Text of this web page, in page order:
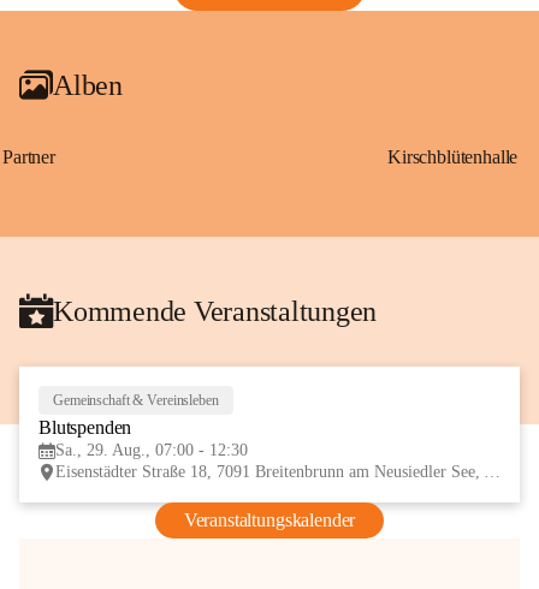
Alben
Partner Kirschblütenhalle
Kommende Veranstaltungen
Gemeinschaft & Vereinsleben
Blutspenden
Sa., 29. Aug., 07:00 - 12:30
Eisenstädter Straße 18, 7091 Breitenbrunn am Neusiedler See, AUT
Veranstaltungskalender